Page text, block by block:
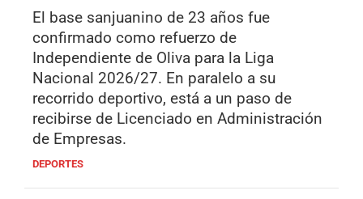
El base sanjuanino de 23 años fue
confirmado como refuerzo de
Independiente de Oliva para la Liga
Nacional 2026/27. En paralelo a su
recorrido deportivo, está a un paso de
recibirse de Licenciado en Administración
de Empresas.
DEPORTES